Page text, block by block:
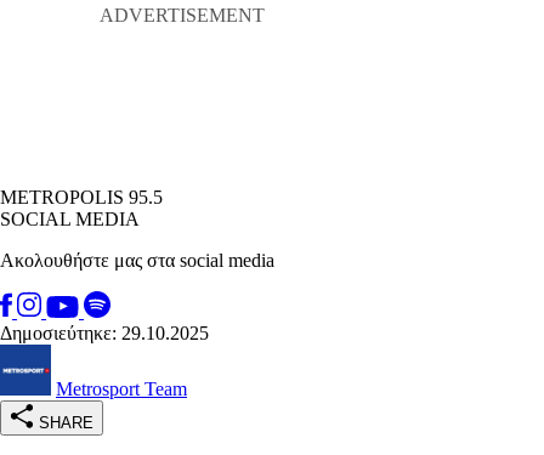
METROPOLIS 95.5
SOCIAL MEDIA
Ακολουθήστε μας στα social media
Δημοσιεύτηκε: 29.10.2025
Metrosport Team
SHARE